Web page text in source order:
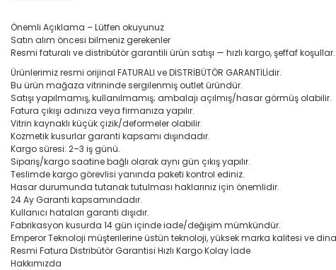
Önemli Açıklama – Lütfen okuyunuz
Satın alım öncesi bilmeniz gerekenler
Resmi faturalı ve distribütör garantili ürün satışı — hızlı kargo, şeffaf koşullar.
Ürünlerimiz resmi orijinal FATURALI ve DİSTRİBÜTÖR GARANTİLİdir.
Bu ürün mağaza vitrininde sergilenmiş outlet üründür.
Satışı yapılmamış, kullanılmamış; ambalajı açılmış/hasar görmüş olabilir.
Fatura çıkışı adınıza veya firmanıza yapılır.
Vitrin kaynaklı küçük çizik/deformeler olabilir.
Kozmetik kusurlar garanti kapsamı dışındadır.
Kargo süresi: 2–3 iş günü.
Sipariş/kargo saatine bağlı olarak aynı gün çıkış yapılır.
Teslimde kargo görevlisi yanında paketi kontrol ediniz.
Hasar durumunda tutanak tutulması haklarınız için önemlidir.
24 Ay Garanti kapsamındadır.
Kullanıcı hataları garanti dışıdır.
Fabrikasyon kusurda 14 gün içinde iade/değişim mümkündür.
Emperor Teknoloji müşterilerine üstün teknoloji, yüksek marka kalitesi ve
Resmi Fatura Distribütör Garantisi Hızlı Kargo Kolay İade
Hakkımızda